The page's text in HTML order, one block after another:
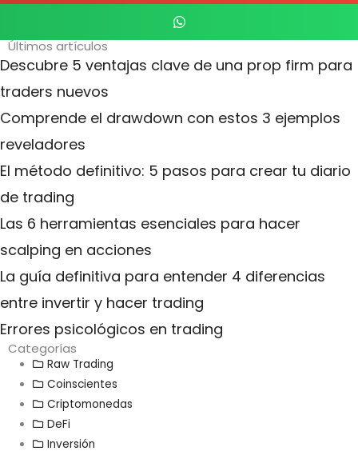
Últimos artículos
Descubre 5 ventajas clave de una prop firm para
traders nuevos
Comprende el drawdown con estos 3 ejemplos
reveladores
El método definitivo: 5 pasos para crear tu diario
de trading
Las 6 herramientas esenciales para hacer
scalping en acciones
La guía definitiva para entender 4 diferencias
entre invertir y hacer trading
Errores psicológicos en trading
Categorías
Raw Trading
Coinscientes
Criptomonedas
DeFi
Inversión